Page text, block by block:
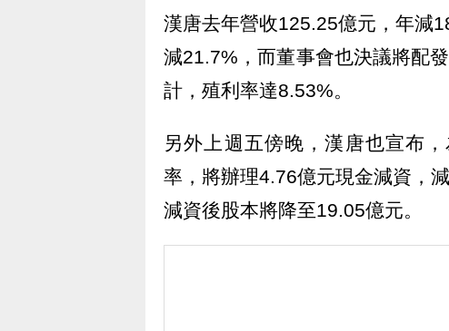
漢唐去年營收125.25億元，年減
減21.7%，而董事會也決議將配
計，殖利率達8.53%。
另外上週五傍晚，漢唐也宣布
率，將辦理4.76億元現金減資，
減資後股本將降至19.05億元。